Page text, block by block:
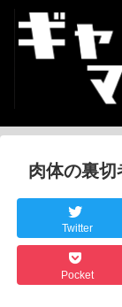
肉体の裏切
Twitter
Pocket